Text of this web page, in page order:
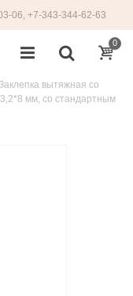
06, +7-343-344-62-63
0
Заклепка вытяжная со
мм, со стандартным